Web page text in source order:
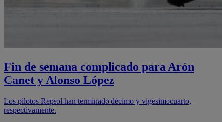
Fin de semana complicado para Arón
Canet y Alonso López
Los pilotos Repsol han terminado décimo y vigesimocuarto,
respectivamente.